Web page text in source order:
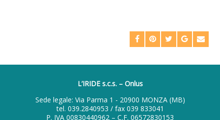
L’IRIDE s.c.s. – Onlus
Sede legale: Via Parma 1 - 20900 MONZA (MB)
tel. 039.2840953 / fax 039 833041
P. IVA 00830440962 – C.F. 06572830153